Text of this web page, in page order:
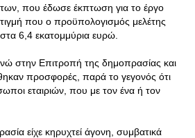
που έδωσε έκπτωση για το έργο
που ο προϋπολογισμός μελέτης
στα 6,4 εκατομμύρια ευρώ.
στην Επιτροπή της δημοπρασίας και
προσφορές, παρά το γεγονός ότι
εταιριών, που με τον ένα ή τον
είχε κηρυχτεί άγονη, συμβατικά